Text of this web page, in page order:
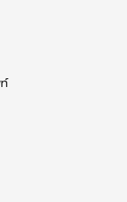
ะตูแล้วนอนราบ
มาจากเปล
ไหม?” ฉันไม่มี
จะทบทวนหา
ส้นเลือดแดงที่
และบัญชีแสดง
น้ำ > ลง
ในใบแจ้งค่าน้ำ